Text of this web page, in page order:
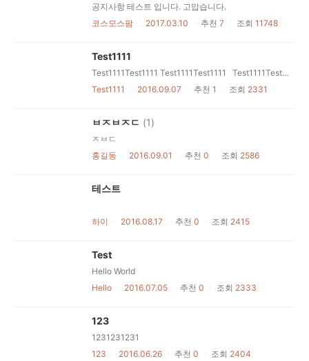
공지사항 테스트 입니다. 고맙습니다.
코스모스팜
2017.03.10 추천 7 조회 11748
Test1111
Test1111Test1111 Test1111Test1111 Test1111Test1111 Test1111
Test1111
2016.09.07 추천 1 조회 2331
ㅂㅈㅂㅈㄷ (1)
ㅈㅂㄷ
홍길동
2016.09.01 추천 0 조회 2586
테스트
하이 2016.08.17 추천 0 조회 2415
Test
Hello World
Hello
2016.07.05 추천 0 조회 2333
123
1231231231
123
2016.06.26 추천 0 조회 2404